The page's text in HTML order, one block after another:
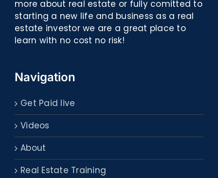
more about real estate or fully comitted to
starting a new life and business as a real
estate investor we are a great place to
learn with no cost no risk!
Navigation
Get Paid live
Videos
About
Real Estate Training